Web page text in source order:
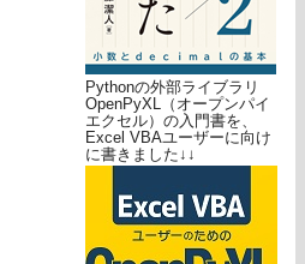
Pythonの外部ライブラリ
OpenPyXL（オープンパイ
エクセル）の入門書を、
Excel VBAユーザーに向け
に書きました↓↓